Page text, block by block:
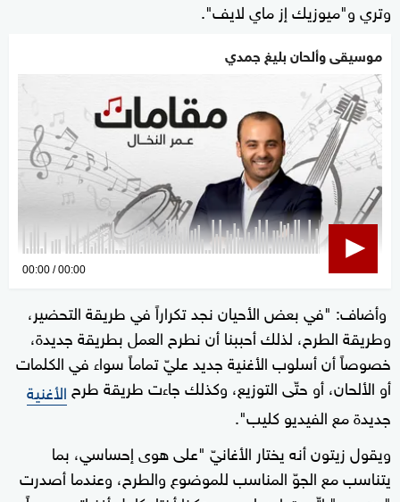
وتري و"ميوزيك إز ماي لايف".
موسيقى وألحان بليغ جمدي
0
seconds
00:00 00:00
وأضاف: "في بعض الأحيان نجد تكراراً في طريقة التحضير،
وطريقة الطرح، لذلك أحببنا أن نطرح العمل بطريقة جديدة،
خصوصاً أن أسلوب الأغنية جديد عليّ تماماً سواء في الكلمات
أو الألحان، أو حتّى التوزيع، وكذلك جاءت طريقة طرح الأغنية
جديدة مع الفيديو كليب".
ويقول زيتون أنه يختار الأغانيّ "على هوى إحساسي، بما
يتناسب مع الجوّ المناسب للموضوع والطرح، وعندما أصدرت